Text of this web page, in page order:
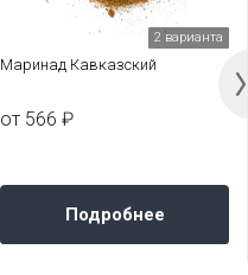
2 варианта
Маринад Кавказский
от 566 ₽
Подробнее